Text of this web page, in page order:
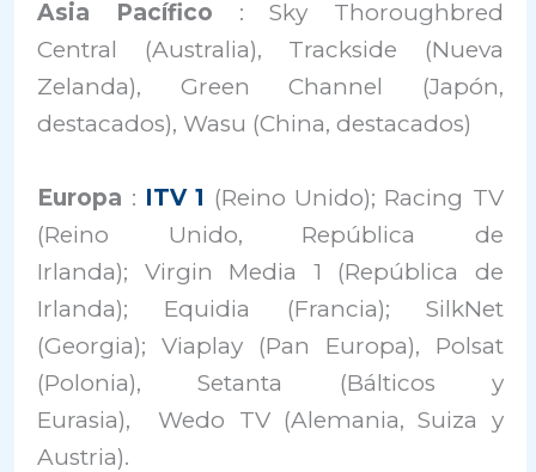
Asia Pacífico : Sky Thoroughbred
Central (Australia), Trackside (Nueva
Zelanda), Green Channel (Japón,
destacados), Wasu (China, destacados)
Europa : ITV 1 (Reino Unido); Racing TV
(Reino Unido, República de
Irlanda); Virgin Media 1 (República de
Irlanda); Equidia (Francia); SilkNet
(Georgia); Viaplay (Pan Europa), Polsat
(Polonia), Setanta (Bálticos y
Eurasia),
Wedo TV (Alemania, Suiza y
Austria).